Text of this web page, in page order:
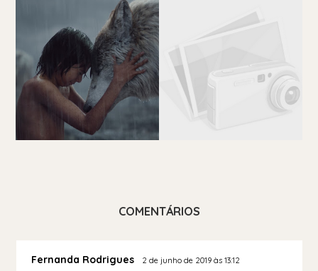
COMENTÁRIOS
Fernanda Rodrigues 2 de junho de 2019 às 13:12